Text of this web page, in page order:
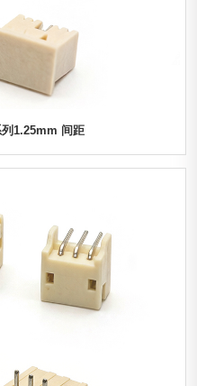
系列1.25mm 间距